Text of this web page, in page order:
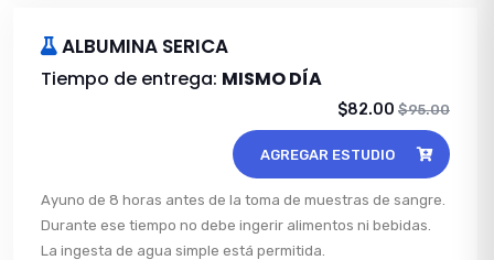
ALBUMINA SERICA
Tiempo de entrega: MISMO DÍA
$82.00 $95.00
AGREGAR ESTUDIO
Ayuno de 8 horas antes de la toma de muestras de sangre.
Durante ese tiempo no debe ingerir alimentos ni bebidas.
La ingesta de agua simple está permitida.